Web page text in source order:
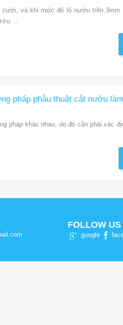
và khi mức độ lộ nướu trên
pháp phẫu thuật cắt nướu
pháp khác nhau, do đó cần phải xác
FOLLOW US
google